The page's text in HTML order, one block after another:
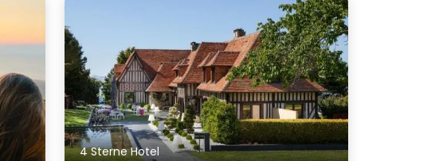
4 Sterne Hotel